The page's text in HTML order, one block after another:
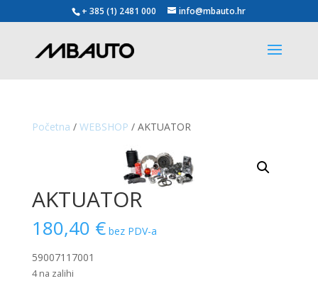
+ 385 (1) 2481 000 info@mbauto.hr
Početna / WEBSHOP / AKTUATOR
AKTUATOR
180,40 € bez PDV-a
59007117001
4 na zalihi